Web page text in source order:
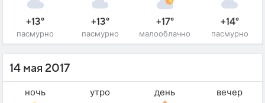
+13°
пасмурно
+13°
пасмурно
+17°
малооблачно
+14°
пасмурно
14 мая 2017
ночь утро день вечер